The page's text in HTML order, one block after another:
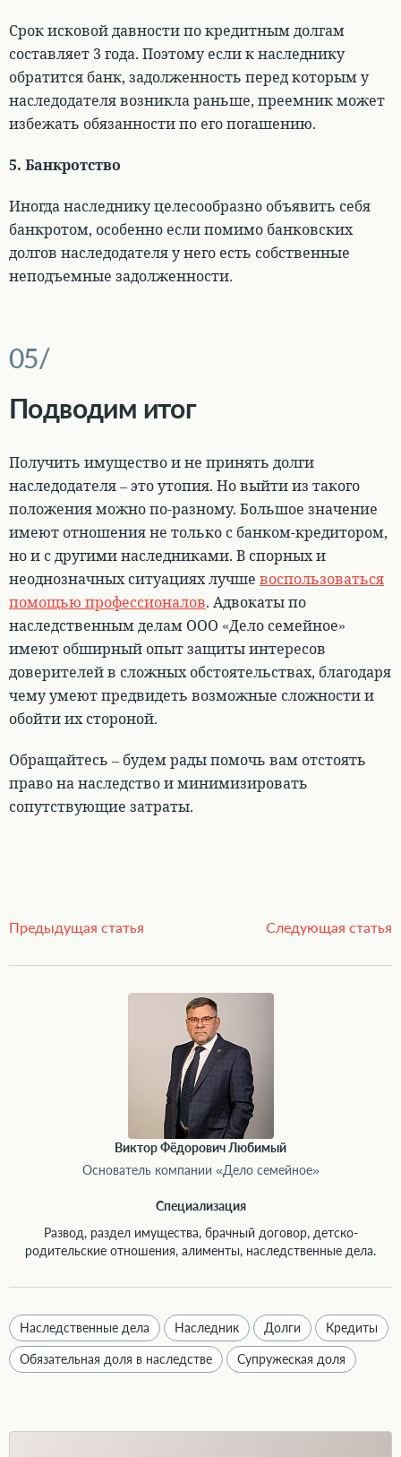
Срок исковой давности по кредитным долгам
составляет 3 года. Поэтому если к наследнику
обратится банк, задолженность перед которым у
наследодателя возникла раньше, преемник может
избежать обязанности по его погашению.
5. Банкротство
Иногда наследнику целесообразно объявить себя
банкротом, особенно если помимо банковских
долгов наследодателя у него есть собственные
неподъемные задолженности.
Подводим итог
Получить имущество и не принять долги
наследодателя – это утопия. Но выйти из такого
положения можно по-разному. Большое значение
имеют отношения не только с банком-кредитором,
но и с другими наследниками. В спорных и
неоднозначных ситуациях лучше воспользоваться
помощью профессионалов. Адвокаты по
наследственным делам ООО «Дело семейное»
имеют обширный опыт защиты интересов
доверителей в сложных обстоятельствах, благодаря
чему умеют предвидеть возможные сложности и
обойти их стороной.
Обращайтесь – будем рады помочь вам отстоять
право на наследство и минимизировать
сопутствующие затраты.
Предыдущая статья Следующая статья
Виктор Фёдорович Любимый
Основатель компании «Дело семейное»
Специализация
Развод, раздел имущества, брачный договор, детско-
родительские отношения, алименты, наследственные дела.
Наследственные дела Наследник Долги Кредиты
Обязательная доля в наследстве Супружеская доля